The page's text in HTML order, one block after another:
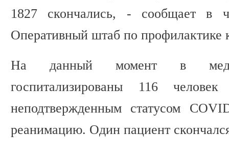
1827 скончались, - сообщает в
Оперативный штаб по профилактике
На данный момент в
госпитализированы 116
неподтвержденным статусом
реанимацию. Один пациент